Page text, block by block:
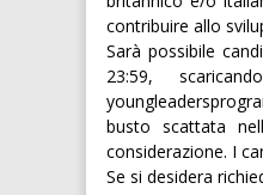
contribuire allo
Sarà possibile
23:59,
busto scattata
considerazione. I
Se si desidera